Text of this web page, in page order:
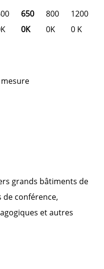
650
0K
800
0K
1200
0 K
grands bâtiments de
de conférence,
et autres